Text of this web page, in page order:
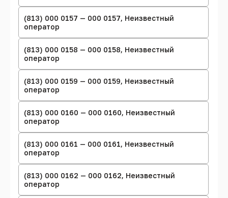
(813) 000 0157 — 000 0157, Неизвестный
оператор
(813) 000 0158 — 000 0158, Неизвестный
оператор
(813) 000 0159 — 000 0159, Неизвестный
оператор
(813) 000 0160 — 000 0160, Неизвестный
оператор
(813) 000 0161 — 000 0161, Неизвестный
оператор
(813) 000 0162 — 000 0162, Неизвестный
оператор